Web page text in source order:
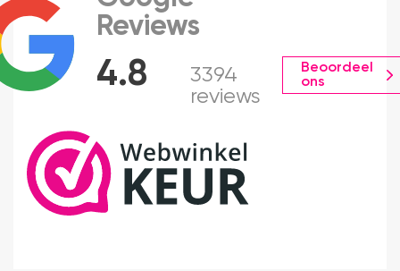
4.8
Reviews
3394
reviews
Beoordeel
ons